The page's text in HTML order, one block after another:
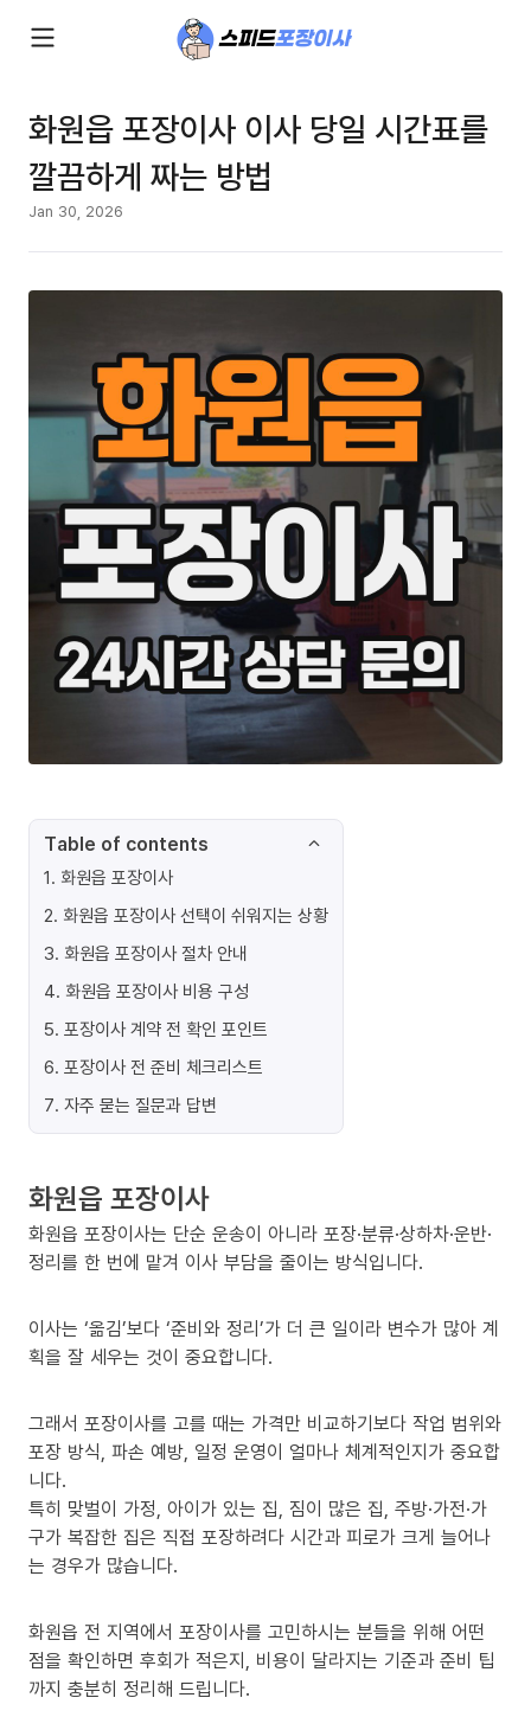
화원읍 포장이사 이사 당일 시간표를
깔끔하게 짜는 방법
Jan 30, 2026
Table of contents
1. 화원읍 포장이사
2. 화원읍 포장이사 선택이 쉬워지는 상황
3. 화원읍 포장이사 절차 안내
4. 화원읍 포장이사 비용 구성
5. 포장이사 계약 전 확인 포인트
6. 포장이사 전 준비 체크리스트
7. 자주 묻는 질문과 답변
화원읍 포장이사
화원읍 포장이사는 단순 운송이 아니라 포장·분류·상하차·운반·
정리를 한 번에 맡겨 이사 부담을 줄이는 방식입니다.
이사는 ‘옮김’보다 ‘준비와 정리’가 더 큰 일이라 변수가 많아 계
획을 잘 세우는 것이 중요합니다.
그래서 포장이사를 고를 때는 가격만 비교하기보다 작업 범위와
포장 방식, 파손 예방, 일정 운영이 얼마나 체계적인지가 중요합
니다.
특히 맞벌이 가정, 아이가 있는 집, 짐이 많은 집, 주방·가전·가
구가 복잡한 집은 직접 포장하려다 시간과 피로가 크게 늘어나
는 경우가 많습니다.
화원읍 전 지역에서 포장이사를 고민하시는 분들을 위해 어떤
점을 확인하면 후회가 적은지, 비용이 달라지는 기준과 준비 팁
까지 충분히 정리해 드립니다.